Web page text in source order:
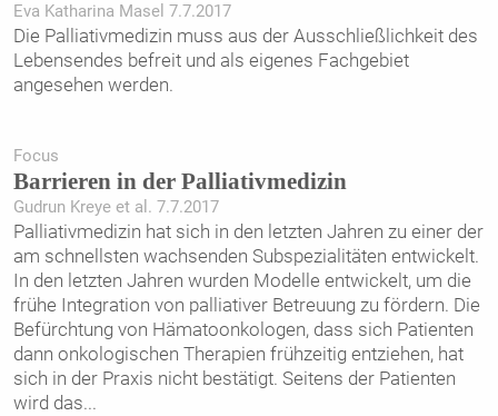
Eva Katharina Masel 7.7.2017
Die Palliativmedizin muss aus der Ausschließlichkeit des
Lebensendes befreit und als eigenes Fachgebiet
angesehen werden.
Focus
Barrieren in der Palliativmedizin
Gudrun Kreye et al. 7.7.2017
Palliativmedizin hat sich in den letzten Jahren zu einer der
am schnellsten wachsenden Subspezialitäten entwickelt.
In den letzten Jahren wurden Modelle entwickelt, um die
frühe Integration von palliativer Betreuung zu fördern. Die
Befürchtung von Hämatoonkologen, dass sich Patienten
dann onkologischen Therapien frühzeitig entziehen, hat
sich in der Praxis nicht bestätigt. Seitens der Patienten
wird das...